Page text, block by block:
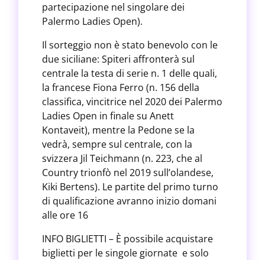
partecipazione nel singolare dei
Palermo Ladies Open).
Il sorteggio non è stato benevolo con le
due siciliane: Spiteri affronterà sul
centrale la testa di serie n. 1 delle quali,
la francese Fiona Ferro (n. 156 della
classifica, vincitrice nel 2020 dei Palermo
Ladies Open in finale su Anett
Kontaveit), mentre la Pedone se la
vedrà, sempre sul centrale, con la
svizzera Jil Teichmann (n. 223, che al
Country trionfò nel 2019 sull’olandese,
Kiki Bertens). Le partite del primo turno
di qualificazione avranno inizio domani
alle ore 16
INFO BIGLIETTI – È possibile acquistare
biglietti per le singole giornate e solo